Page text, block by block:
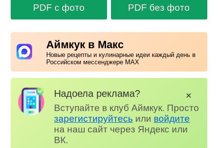
PDF с фото PDF без фото
Аймкук в Макс
Новые рецепты и кулинарные идеи каждый день в
Российском мессенджере MAX
Надоела реклама?
Вступайте в клуб Аймкук. Просто
зарегистируйтесь или войдите
на наш сайт через Яндекс или
ВК.
✕